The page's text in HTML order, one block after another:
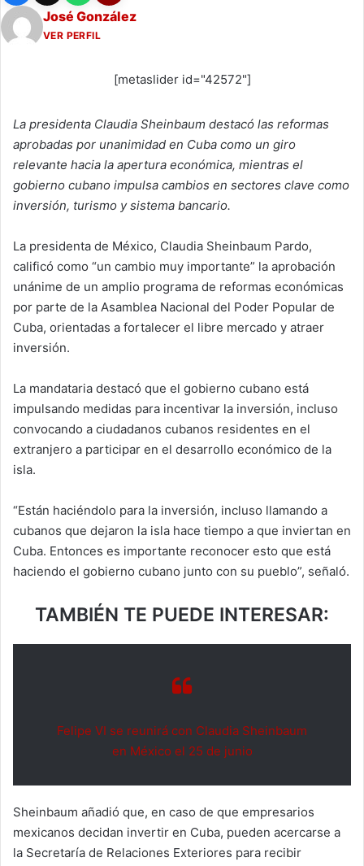
José González
VER PERFIL
[metaslider id="42572"]
La presidenta Claudia Sheinbaum destacó las reformas
aprobadas por unanimidad en Cuba como un giro
relevante hacia la apertura económica, mientras el
gobierno cubano impulsa cambios en sectores clave como
inversión, turismo y sistema bancario.
La presidenta de México, Claudia Sheinbaum Pardo,
calificó como “un cambio muy importante” la aprobación
unánime de un amplio programa de reformas económicas
por parte de la Asamblea Nacional del Poder Popular de
Cuba, orientadas a fortalecer el libre mercado y atraer
inversión.
La mandataria destacó que el gobierno cubano está
impulsando medidas para incentivar la inversión, incluso
convocando a ciudadanos cubanos residentes en el
extranjero a participar en el desarrollo económico de la
isla.
“Están haciéndolo para la inversión, incluso llamando a
cubanos que dejaron la isla hace tiempo a que inviertan en
Cuba. Entonces es importante reconocer esto que está
haciendo el gobierno cubano junto con su pueblo”, señaló.
TAMBIÉN TE PUEDE INTERESAR:
Felipe VI se reunirá con Claudia Sheinbaum
en México el 25 de junio
Sheinbaum añadió que, en caso de que empresarios
mexicanos decidan invertir en Cuba, pueden acercarse a
la Secretaría de Relaciones Exteriores para recibir